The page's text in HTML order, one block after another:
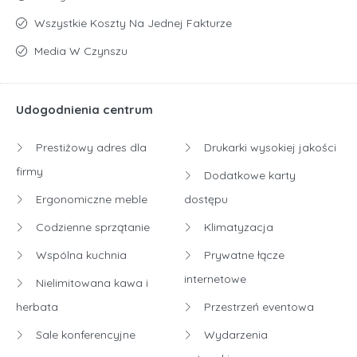
położony jest w doskonałej lokalizacji, pomiędzy centrum
miasta a Placem Grunwaldzkim. Bezpośrednie sąsiedztwo
biurowca Green Day i zielony pasaż łączący oba budynki
komunikacyjnych zapewniają doskonałą komunikację z
Business Link w Green2Day to nie tylko biuro, to miejsce,
Z nami zyskujesz
nie tylko przestrzeń do pracy, ale także dostęp do
dynamicznej społeczności i licznych udogodnień, które
Wszystkie Koszty Na Jednej Fakturze
Media W Czynszu
Udogodnienia centrum
Prestiżowy adres dla
firmy
Ergonomiczne meble
Codzienne sprzątanie
Wspólna kuchnia
Nielimitowana kawa i
herbata
Sale konferencyjne
Drukarki wysokiej jakości
Dodatkowe karty
dostępu
Klimatyzacja
Prywatne łącze
internetowe
Przestrzeń eventowa
Wydarzenia